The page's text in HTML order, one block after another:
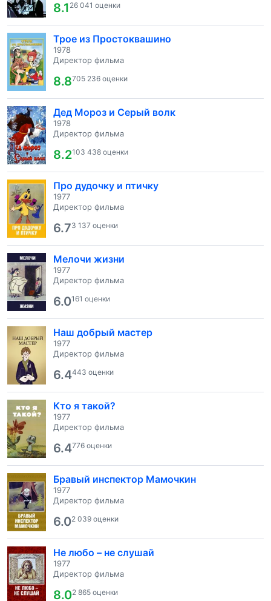
8.1 26 041 оценки
Трое из Простоквашино
1978
Директор фильма
8.8705 236 оценки
Дед Мороз и Серый волк
1978
Директор фильма
8.2103 438 оценки
Про дудочку и птичку
1977
Директор фильма
6.73 137 оценки
Мелочи жизни
1977
Директор фильма
6.0161 оценки
Наш добрый мастер
1977
Директор фильма
6.4443 оценки
Кто я такой?
1977
Директор фильма
6.4776 оценки
Бравый инспектор Мамочкин
1977
Директор фильма
6.02 039 оценки
Не любо – не слушай
1977
Директор фильма
8.02 865 оценки